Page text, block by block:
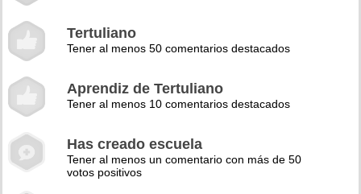
Tertuliano
Tener al menos 50 comentarios destacados
Aprendiz de Tertuliano
Tener al menos 10 comentarios destacados
Has creado escuela
Tener al menos un comentario con más de 50
votos positivos